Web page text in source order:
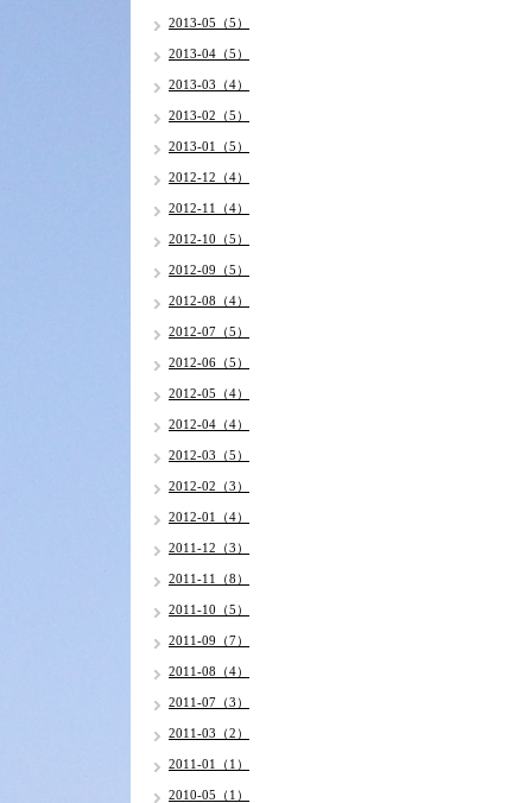
2013-05（5）
2013-04（5）
2013-03（4）
2013-02（5）
2013-01（5）
2012-12（4）
2012-11（4）
2012-10（5）
2012-09（5）
2012-08（4）
2012-07（5）
2012-06（5）
2012-05（4）
2012-04（4）
2012-03（5）
2012-02（3）
2012-01（4）
2011-12（3）
2011-11（8）
2011-10（5）
2011-09（7）
2011-08（4）
2011-07（3）
2011-03（2）
2011-01（1）
2010-05（1）